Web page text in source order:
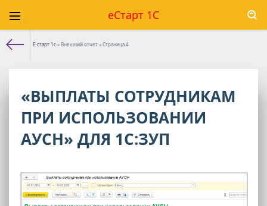
еСтарт 1С
Е-старт 1с» Внешний отчет » Страница 4
«ВЫПЛАТЫ СОТРУДНИКАМ
ПРИ ИСПОЛЬЗОВАНИИ
АУСН» ДЛЯ 1С:ЗУП